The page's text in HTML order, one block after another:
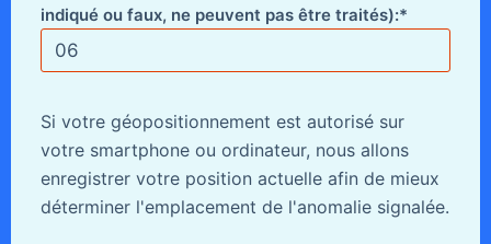
indiqué ou faux, ne peuvent pas être traités):*
Si votre géopositionnement est autorisé sur
votre smartphone ou ordinateur, nous allons
enregistrer votre position actuelle afin de mieux
déterminer l'emplacement de l'anomalie signalée.